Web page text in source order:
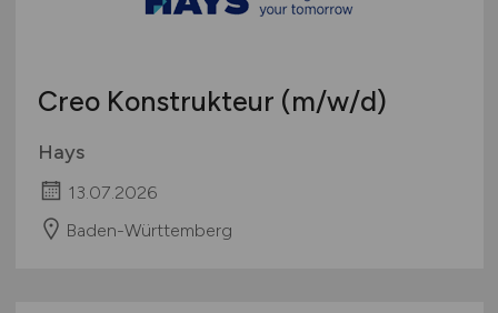
Creo Konstrukteur (m/w/d)
Hays
13.07.2026
Baden-Württemberg